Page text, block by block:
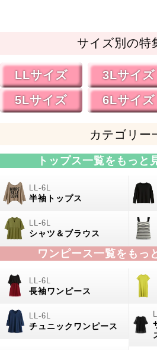
サイズ別の特
LLサイズ 3Lサイズ
5Lサイズ
6Lサイズ
カテゴリー
トップス一覧をもっと
半袖トップス
シャツ＆ブラウス
ワンピース一覧をもっ
長袖ワンピース
チュニックワンピース